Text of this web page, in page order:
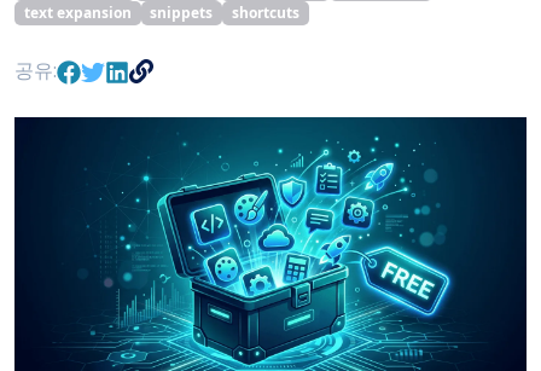
text expansion
snippets shortcuts
공유: